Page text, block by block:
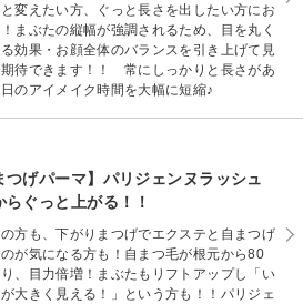
変えたい方、ぐっと長さを出したい方にお
まぶたの縦幅が強調されるため、目を丸く
効果・お顔全体のバランスを引き上げて見
待できます！！ 常にしっかりと長さがあ
のアイメイク時間を大幅に短縮♪
げパーマ】パリジェンヌラッシュ
ぐっと上がる！！
方も、下がりまつげでエクステと自まつげ
が気になる方も！自まつ毛が根元から80
、目力倍増！まぶたもリフトアップし「い
大きく見える！」という方も！！パリジェ